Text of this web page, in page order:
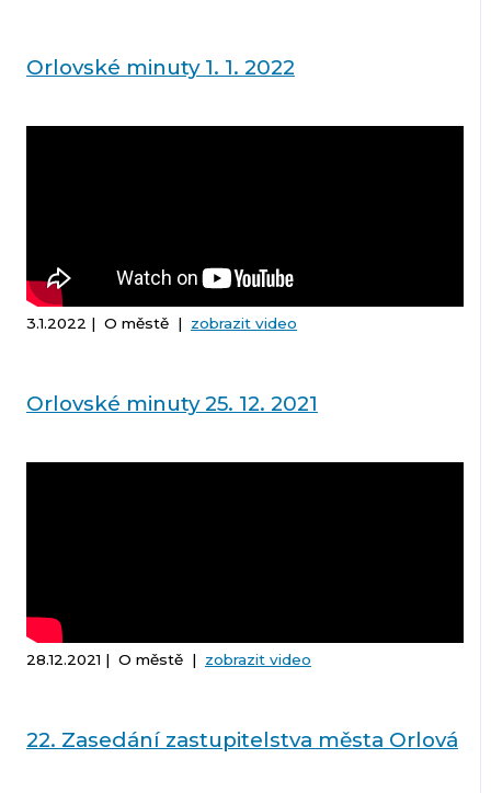
Orlovské minuty 1. 1. 2022
3.1.2022 | O městě | zobrazit video
Orlovské minuty 25. 12. 2021
28.12.2021 | O městě | zobrazit video
22. Zasedání zastupitelstva města Orlová